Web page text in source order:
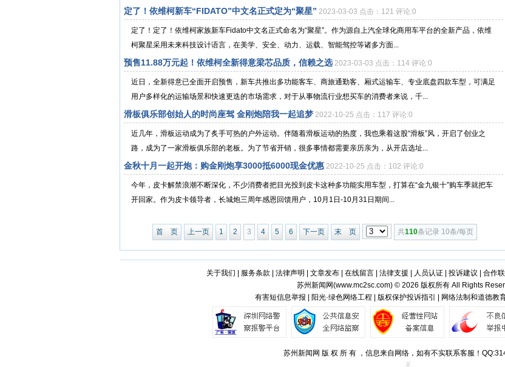
定了！依维柯新车“FIDATO”中文名正式定为“聚星” 2023-03-03 点击：121 评论:0
定了！定了！依维柯家族新车Fidato中文名正式命名为“聚星”。作为源自上汽全球化商用车平台的全新产品，依维
柯聚星采用未来科技设计语言，在美学、安全、动力、运载、智能驾控等诸多方面...
预售11.88万元起！依维柯全新得意梁芯品质，信赖之选 2023-03-03 点击：114 评论:0
近日，全新得意已全面开启预售，新车共推出多功能客车、商旅通勤客、厢式运输车、专业底盘四款车型，可满足
用户多样化的运输场景和快速更迭的市场需求，对于从事物流行业想买车的消费者来说，千...
滑板俱乐部创始人的时尚座驾 金刚炮陪我一起追梦 2022-10-25 点击：117 评论:0
近几年，滑板运动成为了炙手可热的户外运动。伴随着滑板运动的热度，我也乘着这股“滑板”风，开启了创业之
路，成为了一家滑板俱乐部的老板。为了节省开销，很多事情都需要亲历亲为，从开店选址...
金秋十月一起开炮：购金刚炮享3000抵6000现金优惠 2022-10-25 点击：102 评论:0
今年，皮卡解禁浪潮不断深化，不少消费者把目光投到皮卡这种多功能实用车型，打算在“金九银十”购车季就把车
开回家。作为皮卡领导者，长城炮三周年感恩回馈用户，10月1日-10月31日期间...
首 页 上一页 1 2 3 4 5 6 下一页 末 页 共110条记录 10条/每页
关于我们 服务条款 法律声明 文章发布| 在线留言| 法律支援 人员认证| 投诉建议 合作
苏州新闻网(www.mc2sc.com) © 2026 版权所有 All Rights
有害短信息举报 | 阳光·绿色网络工程 | 版权保护投诉指引 | 网络法制和道德教
苏州新闻网 版 权 所 有 ，信息来自网络，如有不实联系客服！
#